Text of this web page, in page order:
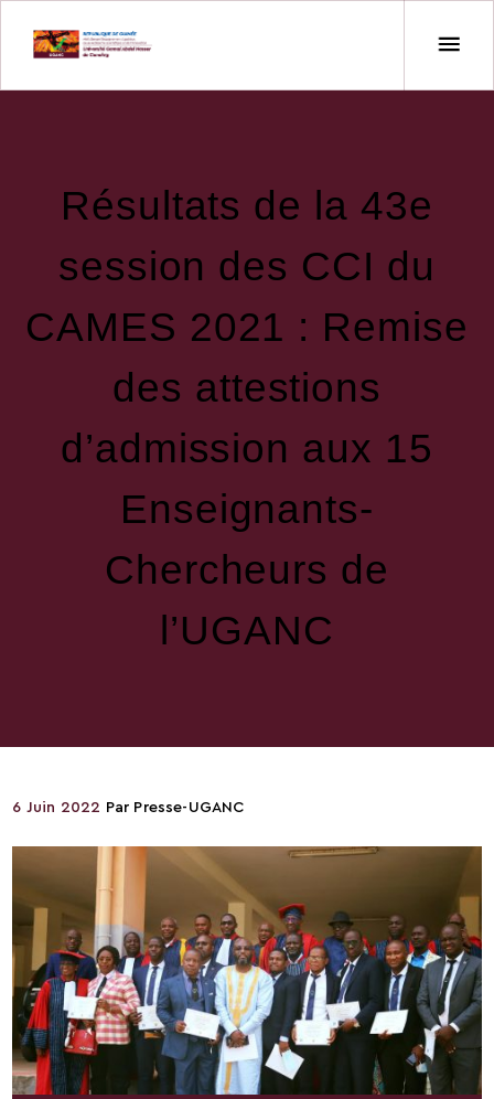
Résultats de la 43e
session des CCI du
CAMES 2021 : Remise
des attestions
d’admission aux 15
Enseignants-
Chercheurs de
l’UGANC
6 Juin 2022 Par Presse-UGANC